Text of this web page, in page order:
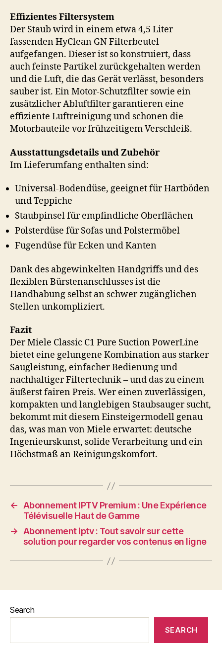
Effizientes Filtersystem
Der Staub wird in einem etwa 4,5 Liter
fassenden HyClean GN Filterbeutel
aufgefangen. Dieser ist so konstruiert, dass
auch feinste Partikel zurückgehalten werden
und die Luft, die das Gerät verlässt, besonders
sauber ist. Ein Motor-Schutzfilter sowie ein
zusätzlicher Abluftfilter garantieren eine
effiziente Luftreinigung und schonen die
Motorbauteile vor frühzeitigem Verschleiß.
Ausstattungsdetails und Zubehör
Im Lieferumfang enthalten sind:
Universal-Bodendüse, geeignet für Hartböden
und Teppiche
Staubpinsel für empfindliche Oberflächen
Polsterdüse für Sofas und Polstermöbel
Fugendüse für Ecken und Kanten
Dank des abgewinkelten Handgriffs und des
flexiblen Bürstenanschlusses ist die
Handhabung selbst an schwer zugänglichen
Stellen unkompliziert.
Fazit
Der Miele Classic C1 Pure Suction PowerLine
bietet eine gelungene Kombination aus starker
Saugleistung, einfacher Bedienung und
nachhaltiger Filtertechnik – und das zu einem
äußerst fairen Preis. Wer einen zuverlässigen,
kompakten und langlebigen Staubsauger sucht,
bekommt mit diesem Einsteigermodell genau
das, was man von Miele erwartet: deutsche
Ingenieurskunst, solide Verarbeitung und ein
Höchstmaß an Reinigungskomfort.
← Abonnement IPTV Premium : Une Expérience
Télévisuelle Haut de Gamme
→ Abonnement iptv : Tout savoir sur cette
solution pour regarder vos contenus en ligne
Search
SEARCH